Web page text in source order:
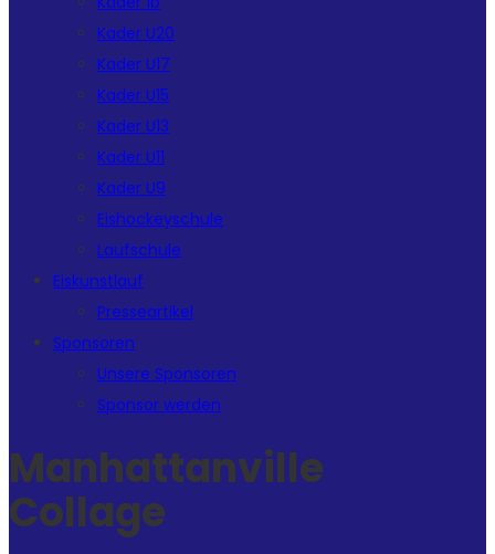
Kader U20
Kader U17
Kader U15
Kader U13
Kader U11
Kader U9
Eishockeyschule
Laufschule
Eiskunstlauf
Presseartikel
Sponsoren
Unsere Sponsoren
Sponsor werden
Manhattanville
Collage